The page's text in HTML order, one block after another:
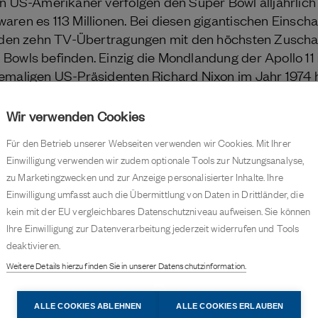
es 113 Millionen. Bei diesen gigantischen
zehn TV-Übertragungen mit den höchsten
befinden. Einzig die Mondlandung der Apollo
US-Präsidenten Richard Nixon im Jahr 1974
gelockt.
zum Sieg
erhält die Vince Lombardi Trophy. Sie ist nach
1967 als erste Mannschaft den Super Bowl
seit Beginn des Super Bowls von dem berühmten
56 cm groß, wiegt knapp vier Kilogramm und
des siegreichen Teams erhalten außerdem Ringe
„Super Bowl Rings“.
Pittsburgh Steelers und die New England Patriots
gefolgt von den San Francisco 49ers und den
Wir verwenden Cookies
Für den Betrieb unserer Webseiten verwenden wir Cookies. Mit Ihrer
Einwilligung verwenden wir zudem optionale Tools zur Nutzungsanalyse,
zu Marketingzwecken und zur Anzeige personalisierter Inhalte. Ihre
Einwilligung umfasst auch die Übermittlung von Daten in Drittländer, die
kein mit der EU vergleichbares Datenschutzniveau aufweisen. Sie können
Ihre Einwilligung zur Datenverarbeitung jederzeit widerrufen und Tools
deaktivieren.
Weitere Details hierzu finden Sie in unserer Datenschutzinformation.
ALLE COOKIES ABLEHNEN ALLE COOKIES ERLAUBEN